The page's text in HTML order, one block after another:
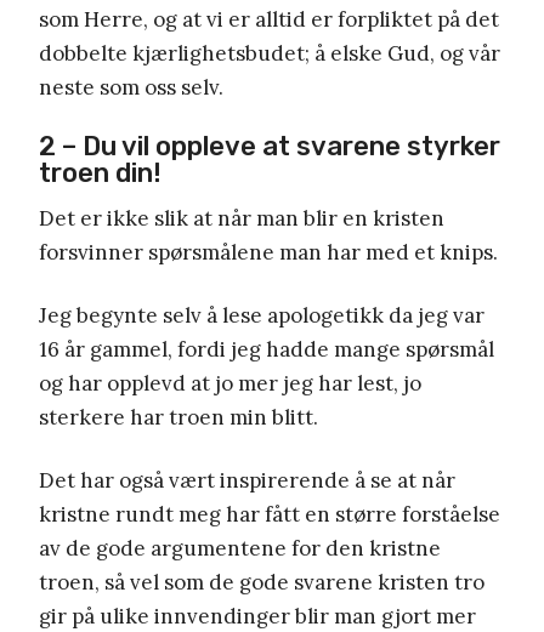
som Herre, og at vi er alltid er forpliktet på det
dobbelte kjærlighetsbudet; å elske Gud, og vår
neste som oss selv.
2 – Du vil oppleve at svarene styrker
troen din!
Det er ikke slik at når man blir en kristen
forsvinner spørsmålene man har med et knips.
Jeg begynte selv å lese apologetikk da jeg var
16 år gammel, fordi jeg hadde mange spørsmål
og har opplevd at jo mer jeg har lest, jo
sterkere har troen min blitt.
Det har også vært inspirerende å se at når
kristne rundt meg har fått en større forståelse
av de gode argumentene for den kristne
troen, så vel som de gode svarene kristen tro
gir på ulike innvendinger blir man gjort mer